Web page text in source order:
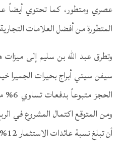
عصري ومتطور، كما تحتوي أيضاً
المتطورة من أفضل العلامات
وتطرق عبد الله بن سليم إلى
سيفن سيتي أبراج بحيرات
الحجز
أن تبلغ نسبة عائدات الاستثمار 12% سنوياً”.